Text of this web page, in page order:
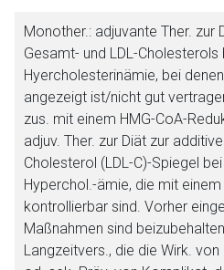
Monother.: adjuvante Ther. zur
Gesamt- und LDL-
Hyercholesterinämie, bei
angezeigt ist/nicht gut
zus. mit einem HMG-CoA-
adjuv. Ther. zur Diät zur
Cholesterol (LDL-C)-Spiegel
Hyperchol.-ämie, die mit
kontrollierbar sind. Vorher
Maßnahmen sind
Langzeitvers., die die Wirk.